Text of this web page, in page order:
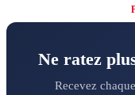
Ne ratez
Recevez